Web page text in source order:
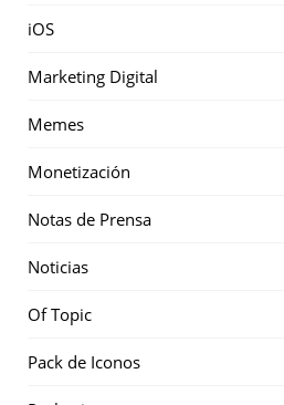
iOS
Marketing Digital
Memes
Monetización
Notas de Prensa
Noticias
Of Topic
Pack de Iconos